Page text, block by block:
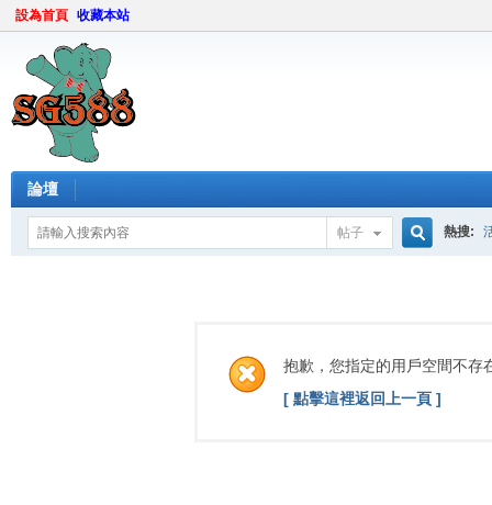
設為首頁 收藏本站
論壇
帖子
索
熱搜:
抱歉，您指定的用戶空間不存
[ 點擊這裡返回上一頁 ]